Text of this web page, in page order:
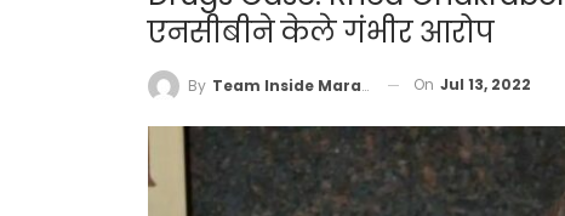
एनसीबीने केले गंभीर आरोप
By Team Inside Marathi On Jul 13, 2022